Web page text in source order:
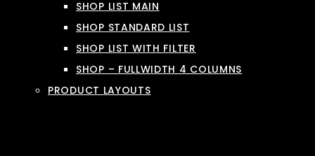
SHOP LIST MAIN
SHOP STANDARD LIST
SHOP LIST WITH FILTER
SHOP – FULLWIDTH 4 COLUMNS
PRODUCT LAYOUTS